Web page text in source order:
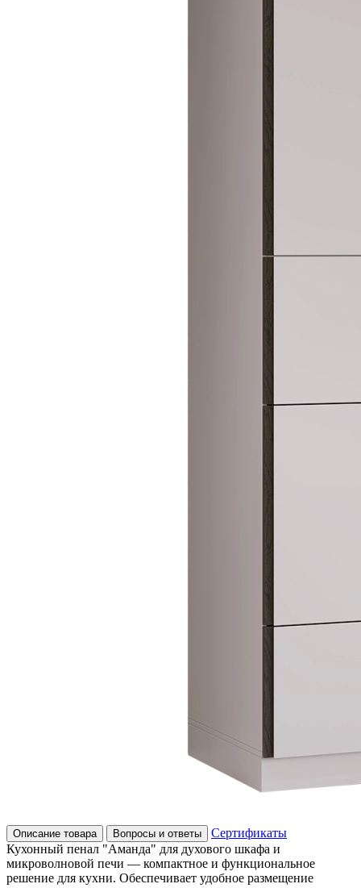
Описание товара Вопросы и ответы
Сертификаты
Кухонный пенал "Аманда" для духового шкафа и
микроволновой печи — компактное и функциональное
решение для кухни. Обеспечивает удобное размещение